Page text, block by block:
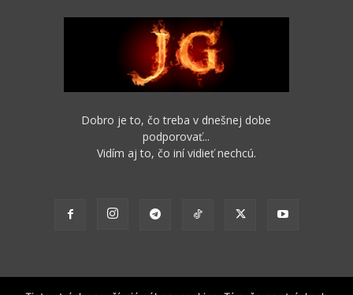
Dobro je to, čo treba v dnešnej dobe
podporovať...
Vidím aj to, čo iní vidieť nechcú.